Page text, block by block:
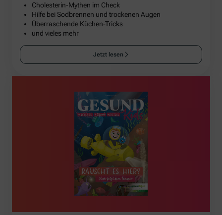
Cholesterin-Mythen im Check
Hilfe bei Sodbrennen und trockenen Augen
Überraschende Küchen-Tricks
und vieles mehr
Jetzt lesen